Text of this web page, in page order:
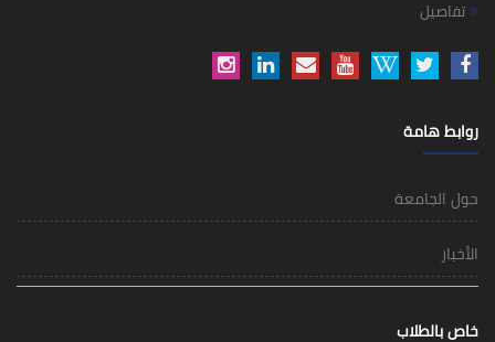
تفاصيل
روابط هامة
حول الجامعة
الأخبار
خاص بالطلاب